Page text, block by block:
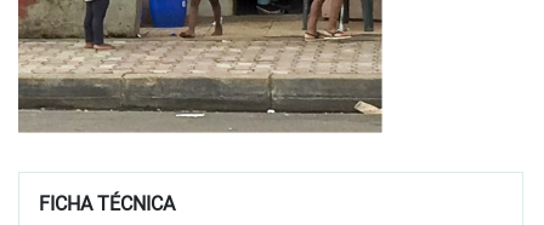
FICHA TÉCNICA